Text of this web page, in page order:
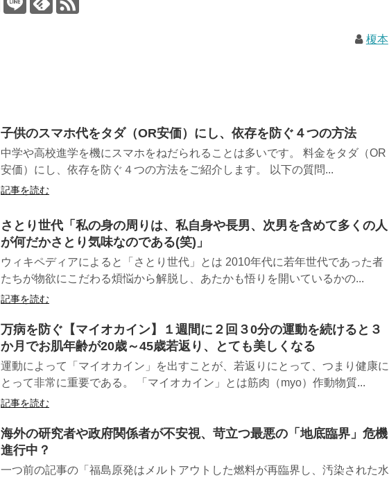
榎本
子供のスマホ代をタダ（OR安価）にし、依存を防ぐ４つの方法
中学や高校進学を機にスマホをねだられることは多いです。 料金をタダ（OR
安価）にし、依存を防ぐ４つの方法をご紹介します。 以下の質問...
記事を読む
さとり世代「私の身の周りは、私自身や長男、次男を含めて多くの人
が何だかさとり気味なのである(笑)」
ウィキペディアによると「さとり世代」とは 2010年代に若年世代であった者
たちが物欲にこだわる煩悩から解脱し、あたかも悟りを開いているかの...
記事を読む
万病を防ぐ【マイオカイン】１週間に２回３0分の運動を続けると３
か月でお肌年齢が20歳～45歳若返り、とても美しくなる
運動によって「マイオカイン」を出すことが、若返りにとって、つまり健康に
とって非常に重要である。 「マイオカイン」とは筋肉（myo）作動物質...
記事を読む
海外の研究者や政府関係者が不安視、苛立つ最悪の「地底臨界」危機
進行中？
一つ前の記事の「福島原発はメルトアウトした燃料が再臨界し、汚染された水